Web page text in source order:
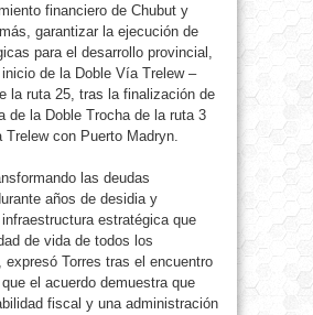
financiero de Chubut y
garantizar la ejecución de
para el desarrollo provincial,
de la Doble Vía Trelew –
la ruta 25, tras la finalización de
de la Doble Trocha de la ruta 3
Trelew con Puerto Madryn.
las deudas
años de desidia y
estratégica que
de vida de todos los
expresó Torres tras el encuentro
el acuerdo demuestra que
fiscal y una administración